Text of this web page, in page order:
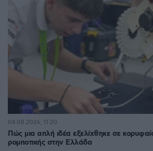
Πώς μια απλή ιδέα εξελίχθηκε σε
ρομποτικής στην Ελλάδα
04.08.2026, 11:20